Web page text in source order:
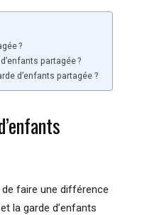
?
partagée ?
d’enfants partagée ?
faire une différence
la garde d’enfants